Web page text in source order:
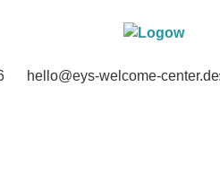
hello@eys-welcome-center.de